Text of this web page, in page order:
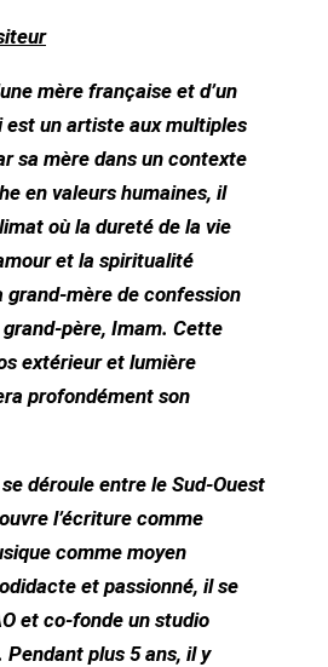
mère française et d’un
est un artiste aux multiples
sa mère dans un contexte
en valeurs humaines, il
où la dureté de la vie
et la spiritualité
grand-mère de confession
père, Imam. Cette
extérieur et lumière
profondément son
déroule entre le Sud-Ouest
l’écriture comme
comme moyen
et passionné, il se
et co-fonde un studio
Pendant plus 5 ans, il y